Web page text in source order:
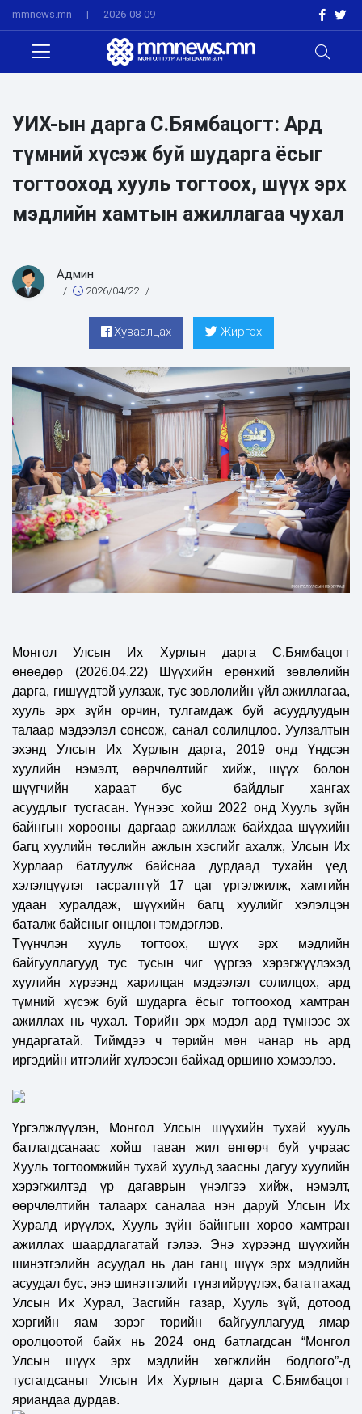
mmnews.mn | 2026-08-09
УИХ-ын дарга С.Бямбацогт: Ард
түмний хүсэж буй шударга ёсыг
тогтооход хууль тогтоох, шүүх эрх
мэдлийн хамтын ажиллагаа чухал
Админ
/ 2026/04/22 /
Хуваалцах Жиргэх
Монгол Улсын Их Хурлын дарга С.Бямбацогт
өнөөдөр (2026.04.22)
Шүүхийн ерөнхий зөвлөлийн
дарга, гишүүдтэй уулзаж, тус зөвлөлийн үйл ажиллагаа,
хууль эрх зүйн орчин, тулгамдаж буй асуудлуудын
талаар мэдээлэл сонсож, санал солилцлоо. Уулзалтын
эхэнд Улсын Их Хурлын дарга, 2019 онд Үндсэн
хуулийн нэмэлт, өөрчлөлтийг хийж, шүүх болон
шүүгчийн хараат бус байдлыг хангах
асуудлыг тусгасан. Үүнээс хойш 2022 онд Хууль зүйн
байнгын хорооны даргаар ажиллаж байхдаа шүүхийн
багц хуулийн төслийн ажлын хэсгийг ахалж, Улсын Их
Хурлаар батлуулж байснаа дурдаад тухайн үед
хэлэлцүүлэг тасралтгүй 17 цаг үргэлжилж, хамгийн
удаан хуралдаж, шүүхийн багц хуулийг хэлэлцэн
баталж байсныг онцлон тэмдэглэв.
Түүнчлэн хууль тогтоох, шүүх эрх мэдлийн
байгууллагууд тус тусын чиг үүргээ хэрэгжүүлэхэд
хуулийн хүрээнд харилцан мэдээлэл солилцох, ард
түмний хүсэж буй шударга ёсыг тогтооход хамтран
ажиллах нь чухал. Төрийн эрх мэдэл ард түмнээс эх
ундаргатай. Тиймдээ ч төрийн мөн чанар нь ард
иргэдийн итгэлийг хүлээсэн байхад оршино хэмээлээ.
Үргэлжлүүлэн, Монгол Улсын шүүхийн тухай хууль
батлагдсанаас хойш таван жил өнгөрч буй учраас
Хууль тогтоомжийн тухай хуульд заасны дагуу хуулийн
хэрэгжилтэд үр дагаврын үнэлгээхийж, нэмэлт,
өөрчлөлтийн талаарх саналаа нэн даруй Улсын Их
Хуралд ирүүлэх, Хууль зүйн байнгын хороо хамтран
ажиллах шаардлагатай гэлээ. Энэ хүрээнд шүүхийн
шинэтгэлийн асуудал нь дан ганц шүүх эрх мэдлийн
асуудал бус, энэ шинэтгэлийг гүнзгийрүүлэх, бататгахад
Улсын Их Хурал, Засгийн газар, Хууль зүй, дотоод
хэргийн яам зэрэг төрийн байгууллагууд ямар
оролцоотой байх нь 2024 онд батлагдсан “Монгол
Улсын шүүх эрх мэдлийн хөгжлийн бодлого”-д
тусгагдсаныг Улсын Их Хурлын дарга С.Бямбацогт
яриандаа дурдав.